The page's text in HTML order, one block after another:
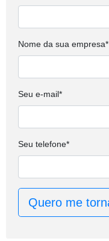
Nome da sua empresa*
Seu e-mail*
Seu telefone*